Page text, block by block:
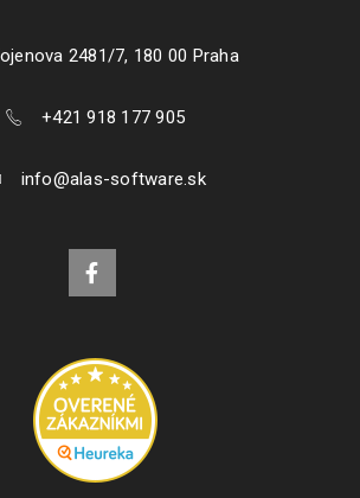
2481/7, 180 00 Praha
+421 918 177 905
info@alas-software.sk